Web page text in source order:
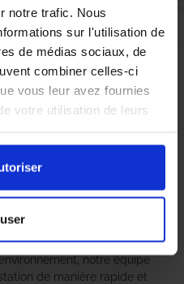
notre trafic. Nous
sur l'utilisation de
de médias sociaux, de
combiner celles-ci
vous leur avez fournies
votre utilisation de leurs
de votre expérience
AS DE PIC.
à tout
C’est pourquoi faire
expérimentée est
incontournable dans le
Grâce à des méthodes
notre équipe
de manière rapide et